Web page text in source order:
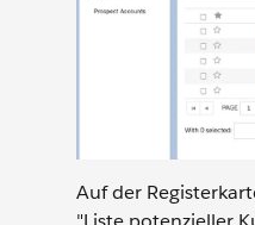
Auf der